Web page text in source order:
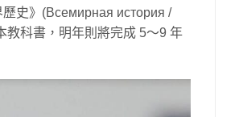
史》(Всемирная история /
教科書，明年則將完成 5～9 年